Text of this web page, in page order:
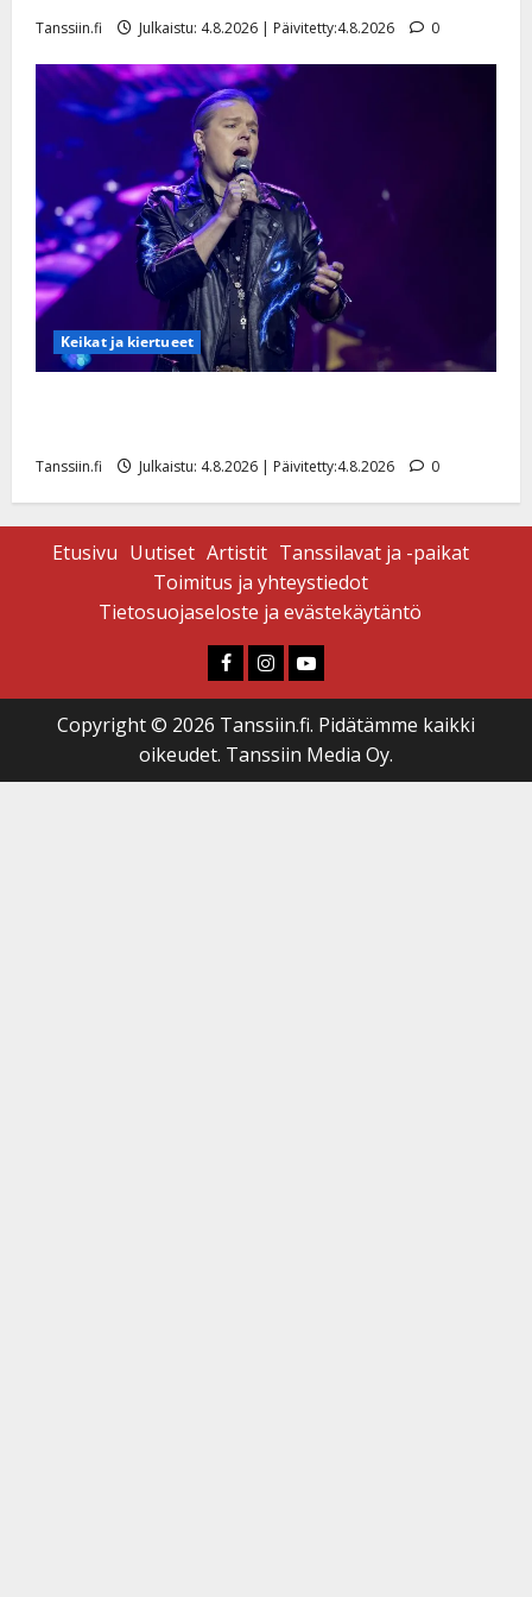
Tanssiin.fi Julkaistu: 4.8.2026 | Päivitetty:4.8.2026 0
Keikat ja kiertueet
Tanssiin.fi Julkaistu: 4.8.2026 | Päivitetty:4.8.2026 0
Etusivu Uutiset Artistit Tanssilavat ja -paikat
Toimitus ja yhteystiedot
Tietosuojaseloste ja evästekäytäntö
Faceboook
Instagram
Youtube
Copyright © 2026 Tanssiin.fi. Pidätämme kaikki
oikeudet. Tanssiin Media Oy.